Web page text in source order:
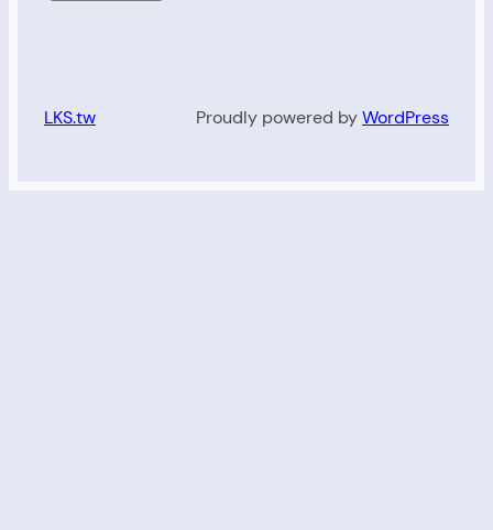
LKS.tw Proudly powered byWordPress